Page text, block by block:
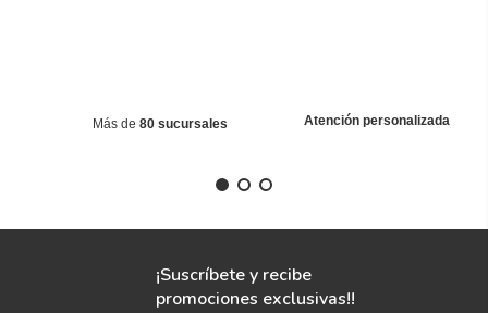
Más de 80 sucursales Atención personalizada
¡Suscríbete y recibe
promociones exclusivas!!